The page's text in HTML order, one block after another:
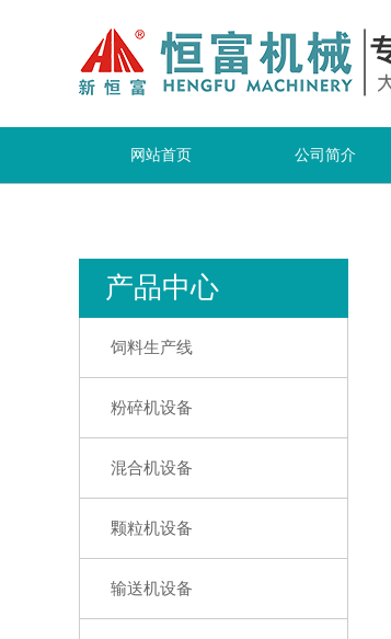
网站首页 公司简介
产品中心
饲料生产线
粉碎机设备
混合机设备
颗粒机设备
输送机设备